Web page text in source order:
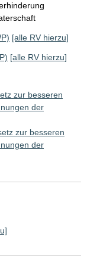
[alle RV hierzu]
[alle RV hierzu]
zur besseren
der
zur besseren
der